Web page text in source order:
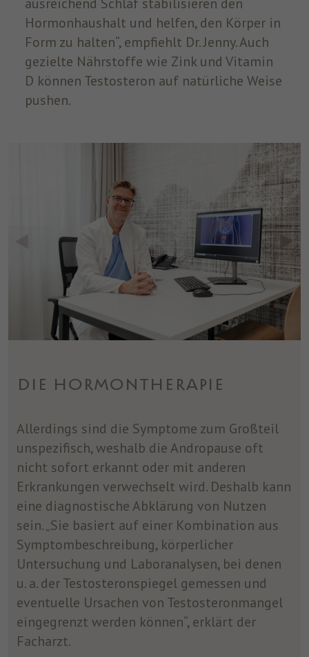
ausreichend Schlaf stabilisieren den
Hormonhaushalt und helfen, den Körper in
Form zu halten“, empfiehlt Dr. Jenny. Auch
gezielte Nährstoffe wie Zink und Vitamin
D können Testosteron auf natürliche Weise
pushen.
DIE HORMONTHERAPIE
Allerdings sind die Symptome zum Großteil
unspezifisch, weshalb die Andropause oft
nicht sofort erkannt oder mit anderen
Erkrankungen verwechselt wird. Deshalb kann
eine diagnostische Abklärung von Nutzen
sein. „Sie basiert auf einer Kombination aus
Symptombeschreibung, körperlicher
Untersuchung und Laboranalysen, bei denen
u. a. der Testosteronspiegel gemessen und
eventuelle Ursachen von Testosteronmangel
eingegrenzt werden können“, erklärt der
Facharzt.